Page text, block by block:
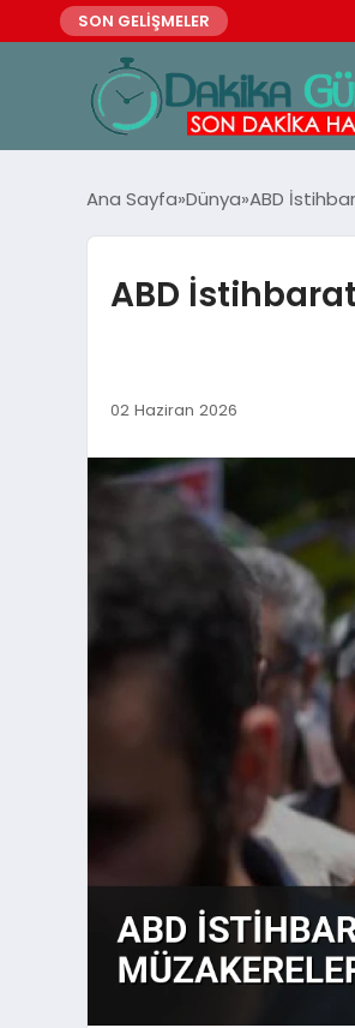
SON GELİŞMELER
Ana Sayfa Dünya ABD
ABD
02 Haziran 2026